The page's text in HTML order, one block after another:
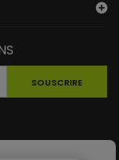
SOUSCRIRE